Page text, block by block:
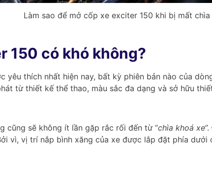
Làm sao để mở cốp xe exciter 150 khi bị mất chìa
150 có khó không?
yêu thích nhất hiện nay, bất kỳ phiên bản nào của
từ thiết kế thể thao, màu sắc đa dạng và sở hữu
cũng sẽ không ít lần gặp rắc rối đến từ “chìa khoá xe
vì, vị trí nắp bình xăng của xe được lắp đặt phía